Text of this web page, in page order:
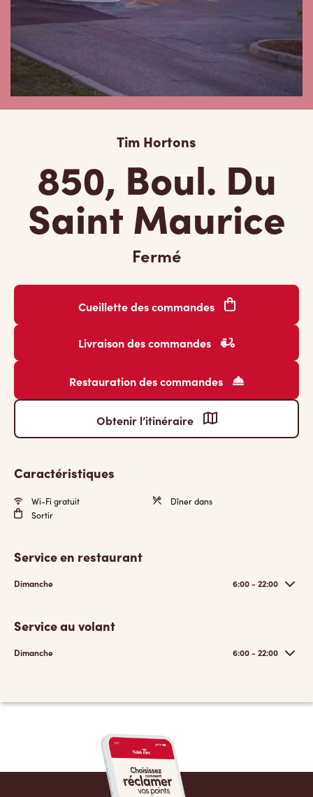
Tim Hortons
850, Boul. Du
Saint Maurice
Fermé
Cueillette des commandes
Livraison des commandes
Restauration des commandes
Obtenir l’itinéraire
Caractéristiques
Wi-Fi gratuit
Dîner dans
Sortir
Service en restaurant
Dimanche 6:00 - 22:00
Service au volant
Dimanche 6:00 - 22:00